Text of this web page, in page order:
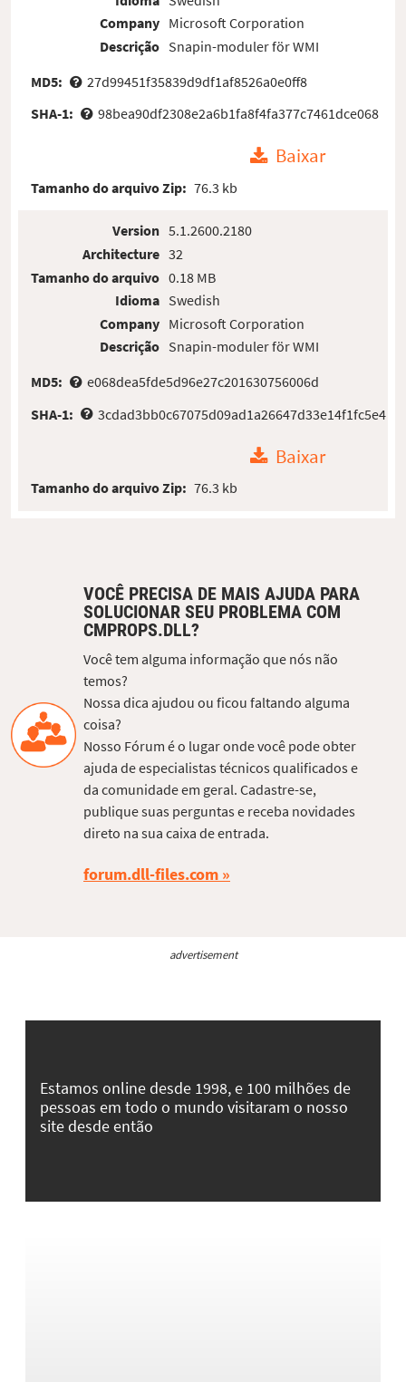
Company
Descrição
Microsoft Corporation
Snapin-moduler för WMI
MD5:
27d99451f35839d9df1af8526a0e0ff8
SHA-1:
98bea90df2308e2a6b1fa8f4fa377c7461dce068
Baixar
Tamanho do arquivo Zip: 76.3 kb
Version
Architecture
Tamanho do arquivo
Idioma
Company
Descrição
5.1.2600.2180
32
0.18 MB
Swedish
Microsoft Corporation
Snapin-moduler för WMI
MD5:
e068dea5fde5d96e27c201630756006d
SHA-1:
3cdad3bb0c67075d09ad1a26647d33e14f1fc5e4
Baixar
Tamanho do arquivo Zip: 76.3 kb
VOCÊ PRECISA DE MAIS AJUDA PARA
SOLUCIONAR SEU PROBLEMA COM
CMPROPS.DLL?
Você tem alguma informação que nós não
temos?
Nossa dica ajudou ou ficou faltando alguma
coisa?
Nosso Fórum é o lugar onde você pode obter
ajuda de especialistas técnicos qualificados e
da comunidade em geral. Cadastre-se,
publique suas perguntas e receba novidades
direto na sua caixa de entrada.
forum.dll-files.com
advertisement
Estamos online desde 1998, e 100 milhões de
pessoas em todo o mundo visitaram o nosso
site desde então